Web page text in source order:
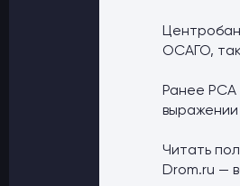
ОСАГО,
Ранее РСА
выражении
Читать
Drom.ru —